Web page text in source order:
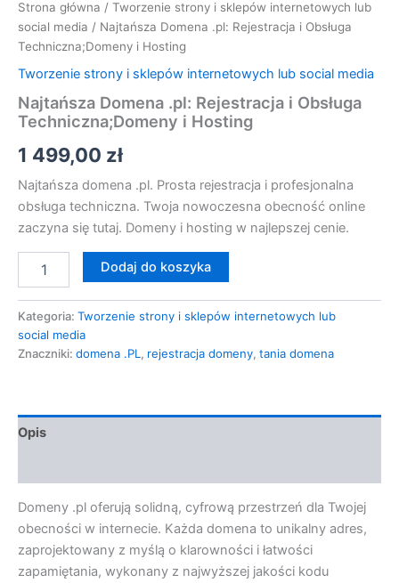
Strona główna / Tworzenie strony i sklepów internetowych lub
social media / Najtańsza Domena .pl: Rejestracja i Obsługa
Techniczna;Domeny i Hosting
Tworzenie strony i sklepów internetowych lub social media
Najtańsza Domena .pl: Rejestracja i Obsługa
Techniczna;Domeny i Hosting
1 499,00 zł
Najtańsza domena .pl. Prosta rejestracja i profesjonalna
obsługa techniczna. Twoja nowoczesna obecność online
zaczyna się tutaj. Domeny i hosting w najlepszej cenie.
Dodaj do koszyka
Kategoria: Tworzenie strony i sklepów internetowych lub
social media
Znaczniki: domena .PL , rejestracja domeny, tania domena
Opis
Domeny .pl oferują solidną, cyfrową przestrzeń dla Twojej
obecności w internecie. Każda domena to unikalny adres,
zaprojektowany z myślą o klarowności i łatwości
zapamiętania, wykonany z najwyższej jakości kodu